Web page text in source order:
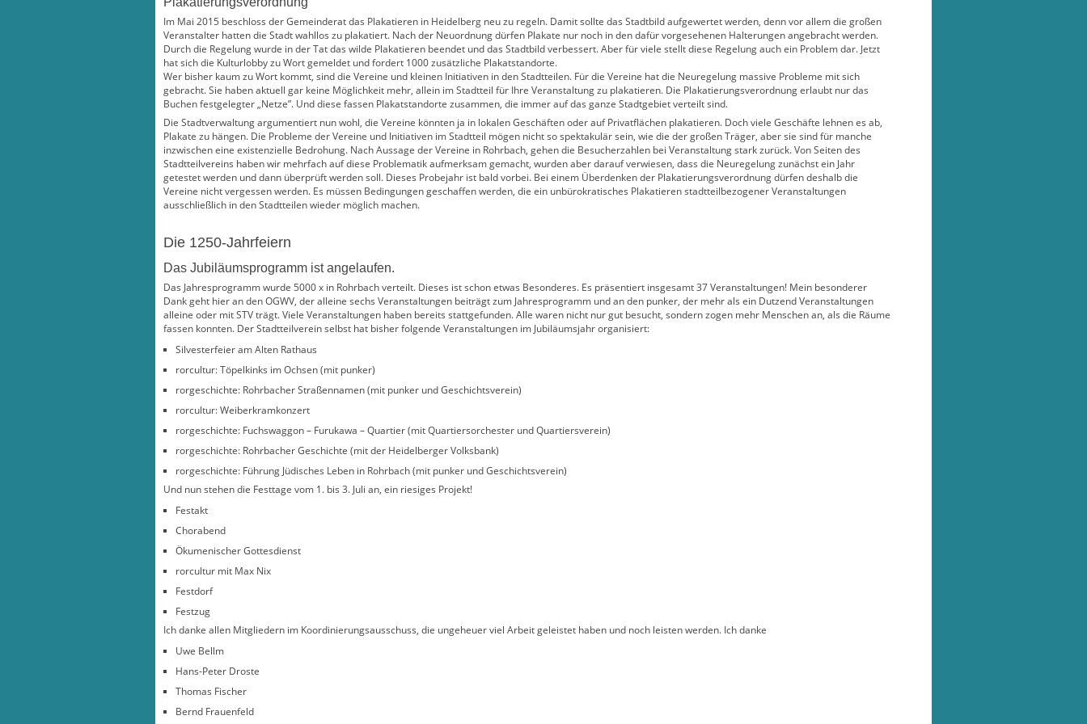
Im Mai 2015 beschloss der Gemeinderat das Plakatieren in Heidelberg neu zu regeln. Damit sollte das Stadtbild aufgewertet werden, denn vor allem die großen
Veranstalter hatten die Stadt wahllos zu plakatiert. Nach der Neuordnung dürfen Plakate nur noch in den dafür vorgesehenen Halterungen angebracht werden.
Durch die Regelung wurde in der Tat das wilde Plakatieren beendet und das Stadtbild verbessert. Aber für viele stellt diese Regelung auch ein Problem dar. Jetzt
hat sich die Kulturlobby zu Wort gemeldet und fordert 1000 zusätzliche Plakatstandorte.
Wer bisher kaum zu Wort kommt, sind die Vereine und kleinen Initiativen in den Stadtteilen. Für die Vereine hat die Neuregelung massive Probleme mit sich
gebracht. Sie haben aktuell gar keine Möglichkeit mehr, allein im Stadtteil für Ihre Veranstaltung zu plakatieren. Die Plakatierungsverordnung erlaubt nur das
Buchen festgelegter „Netze”. Und diese fassen Plakatstandorte zusammen, die immer auf das ganze Stadtgebiet verteilt sind.
Die Stadtverwaltung argumentiert nun wohl, die Vereine könnten ja in lokalen Geschäften oder auf Privatflächen plakatieren. Doch viele Geschäfte lehnen es ab,
Plakate zu hängen. Die Probleme der Vereine und Initiativen im Stadtteil mögen nicht so spektakulär sein, wie die der großen Träger, aber sie sind für manche
inzwischen eine existenzielle Bedrohung. Nach Aussage der Vereine in Rohrbach, gehen die Besucherzahlen bei Veranstaltung stark zurück. Von Seiten des
Stadtteilvereins haben wir mehrfach auf diese Problematik aufmerksam gemacht, wurden aber darauf verwiesen, dass die Neuregelung zunächst ein Jahr
getestet werden und dann überprüft werden soll. Dieses Probejahr ist bald vorbei. Bei einem Überdenken der Plakatierungsverordnung dürfen deshalb die
Vereine nicht vergessen werden. Es müssen Bedingungen geschaffen werden, die ein unbürokratisches Plakatieren stadtteilbezogener Veranstaltungen
ausschließlich in den Stadtteilen wieder möglich machen.
Die 1250-Jahrfeiern
Das Jubiläumsprogramm ist angelaufen.
Das Jahresprogramm wurde 5000 x in Rohrbach verteilt. Dieses ist schon etwas Besonderes. Es präsentiert insgesamt 37 Veranstaltungen! Mein besonderer
Dank geht hier an den OGWV, der alleine sechs Veranstaltungen beiträgt zum Jahresprogramm und an den punker, der mehr als ein Dutzend Veranstaltungen
alleine oder mit STV trägt. Viele Veranstaltungen haben bereits stattgefunden. Alle waren nicht nur gut besucht, sondern zogen mehr Menschen an, als die Räume
fassen konnten. Der Stadtteilverein selbst hat bisher folgende Veranstaltungen im Jubiläumsjahr organisiert:
Silvesterfeier am Alten Rathaus
rorcultur: Töpelkinks im Ochsen (mit punker)
rorgeschichte: Rohrbacher Straßennamen (mit punker und Geschichtsverein)
rorcultur: Weiberkramkonzert
rorgeschichte: Fuchswaggon – Furukawa – Quartier (mit Quartiersorchester und Quartiersverein)
rorgeschichte: Rohrbacher Geschichte (mit der Heidelberger Volksbank)
rorgeschichte: Führung Jüdisches Leben in Rohrbach (mit punker und Geschichtsverein)
Und nun stehen die Festtage vom 1. bis 3. Juli an, ein riesiges Projekt!
Festakt
Chorabend
Ökumenischer Gottesdienst
rorcultur mit Max Nix
Festdorf
Festzug
Ich danke allen Mitgliedern im Koordinierungsausschuss, die ungeheuer viel Arbeit geleistet haben und noch leisten werden. Ich danke
Uwe Bellm
Hans-Peter Droste
Thomas Fischer
Bernd Frauenfeld